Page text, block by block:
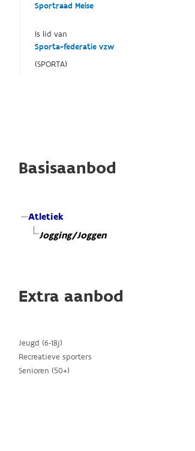
Sportraad Meise
Is lid van
Sporta-federatie vzw
(SPORTA)
Basisaanbod
Atletiek
Jogging/Joggen
Extra aanbod
Jeugd (6-18j)
Recreatieve sporters
Senioren (50+)